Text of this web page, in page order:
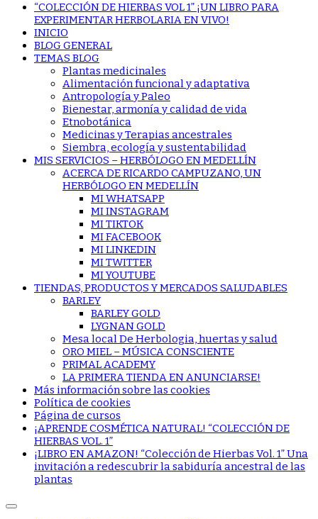
“COLECCIÓN DE HIERBAS VOL 1” ¡UN LIBRO PARA
EXPERIMENTAR HERBOLARIA EN VIVO!
INICIO
BLOG GENERAL
TEMAS BLOG
Plantas medicinales
Alimentación funcional y adaptativa
Antropología y Paleo
Bienestar, armonía y calidad de vida
Etnobotánica
Medicinas y Terapias ancestrales
Siembra, ecología y sustentabilidad
MIS SERVICIOS – HERBÓLOGO EN MEDELLÍN
ACERCA DE RICARDO CAMPUZANO, UN
HERBÓLOGO EN MEDELLÍN
MI WHATSAPP
MI INSTAGRAM
MI TIKTOK
MI FACEBOOK
MI LINKEDIN
MI TWITTER
MI YOUTUBE
TIENDAS, PRODUCTOS Y MERCADOS SALUDABLES
BARLEY
BARLEY GOLD
LYGNAN GOLD
Mesa local De Herbologia, huertas y salud
ORO MIEL – MÚSICA CONSCIENTE
PRIMAL ACADEMY
LA PRIMERA TIENDA EN ANUNCIARSE!
Más información sobre las cookies
Política de cookies
Página de cursos
¡APRENDE COSMÉTICA NATURAL! “COLECCIÓN DE
HIERBAS VOL. 1”
¡LIBRO EN AMAZON! “Colección de Hierbas Vol. 1” Una
invitación a redescubrir la sabiduría ancestral de las
plantas